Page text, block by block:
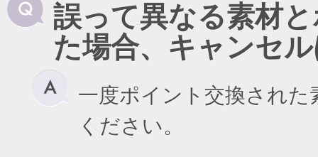
誤って異なる素材
た場合、キャンセ
一度ポイント交換され
ください。